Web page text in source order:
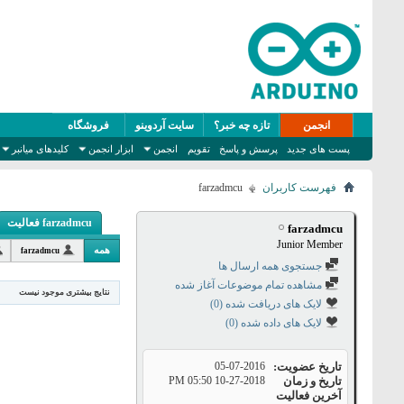
انجمن
پست های جدید پرسش و پاسخ تقویم انجمن ابزار انجمن کلیدهای میانبر
تازه چه خبر؟ سایت آردوینو فروشگاه
فهرست کاربران farzadmcu
farzadmcu
Junior Member
جستجوی همه ارسال ها
مشاهده تمام موضوعات آغاز شده
لایک های دریافت شده (0)
لایک های داده شده (0)
تاریخ عضویت 05-07-2016
تاریخ و زمان
آخرین فعالیت
10-27-2018
05:50 PM
farzadmcu فعالیت
همه farzadmcu
نتایج بیشتری موجود نیست